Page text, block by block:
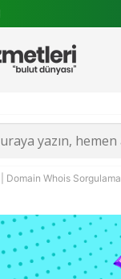
Domain Whois Sorgulama